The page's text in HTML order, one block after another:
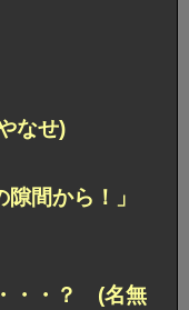
なせ)
隙間から！」
・・？ (名無